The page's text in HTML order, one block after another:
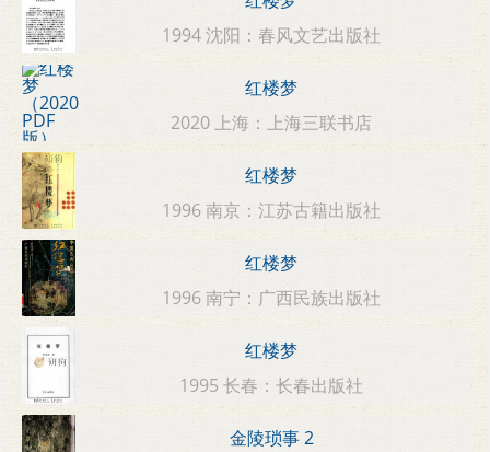
1994 沈阳：春风文艺出版社
红楼梦
2020 上海：上海三联书店
红楼梦
1996 南京：江苏古籍出版社
红楼梦
1996 南宁：广西民族出版社
红楼梦
1995 长春：长春出版社
金陵琐事 2